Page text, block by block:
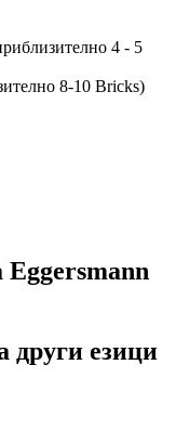
4 - 5
8-10 Bricks)
Eggersmann
други езици